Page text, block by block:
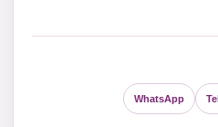
WhatsApp